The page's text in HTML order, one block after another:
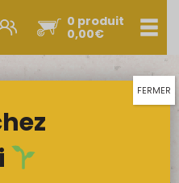
0 produit
0,00€
& œufs
FERMER